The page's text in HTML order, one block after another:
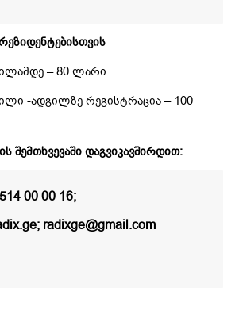
– 80 ლარი
-ადგილზე რეგისტრაცია – 100
შემთხვევაში დაგვიკავშირდით:
00 00 16;
radixge@gmail.com